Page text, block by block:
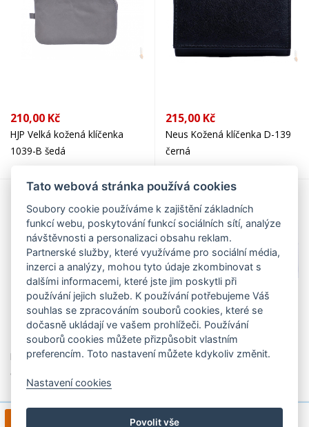
210,00 Kč
HJP Velká kožená klíčenka
1039-B šedá
215,00 Kč
Neus Kožená klíčenka D-139
černá
240,00 Kč
Neus Klíčenka kožená EM-762
černá
250,00 Kč
Hajn klíčenka kožená
1 / 9
Tato webová stránka používá cookies
Soubory cookie používáme k zajištění základních
funkcí webu, poskytování funkcí sociálních sítí, analýze
návštěvnosti a personalizaci obsahu reklam.
Partnerské služby, které využíváme pro sociální média,
inzerci a analýzy, mohou tyto údaje zkombinovat s
dalšími informacemi, které jste jim poskytli při
používání jejich služeb. K používání potřebujeme Váš
souhlas se zpracováním souborů cookies, které se
dočasně ukládají ve vašem prohlížeči. Používání
souborů cookies můžete přizpůsobit vlastním
preferencím. Toto nastavení můžete kdykoliv změnit.
Nastavení cookies
Povolit vše